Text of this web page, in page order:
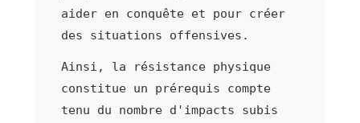
aider en conquête et pour créer
des situations offensives.
Ainsi, la résistance physique
constitue un prérequis compte
tenu du nombre d'impacts subis